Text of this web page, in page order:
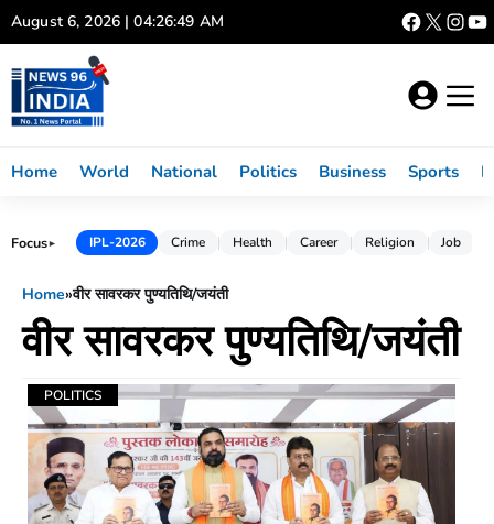
Skip
to
content
August 6, 2026 | 04:26:49 AM
Home World National Politics Business Sports
Focus► IPL-2026 Crime Health Career Religion Job
Home»वीर सावरकर पुण्यतिथि/जयंती
वीर सावरकर पुण्यतिथि/जयंती
POLITICS